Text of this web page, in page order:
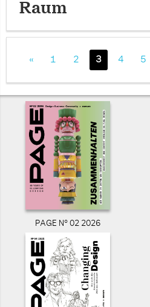
Raum
« 1 2 3 4 5
PAGE N° 02 2026